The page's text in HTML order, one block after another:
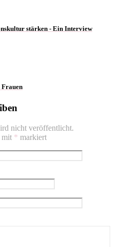
stärken - Ein Interview
Frauen
nicht veröffentlicht.
mit * markiert